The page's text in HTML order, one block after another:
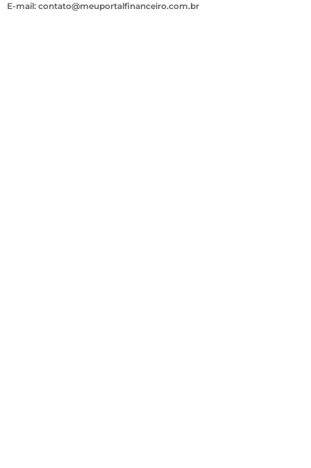
E-mail: contato@meuportalfinanceiro.com.br